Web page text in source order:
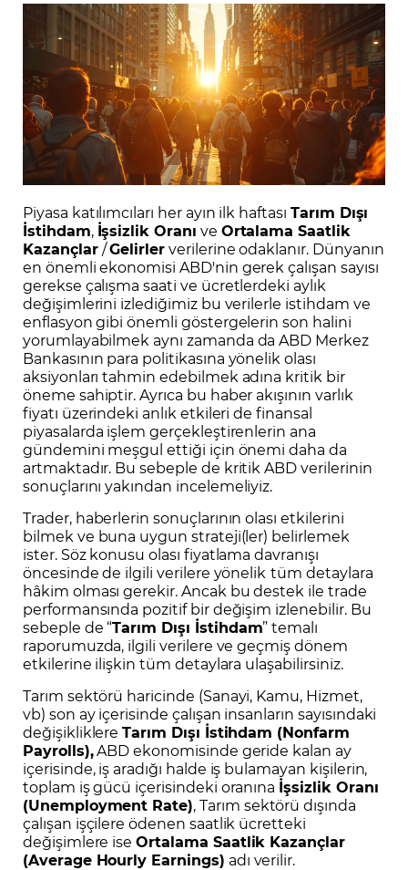
Piyasa katılımcıları her ayın ilk haftası Tarım Dışı
İstihdam, İşsizlik Oranı ve Ortalama Saatlik
Kazançlar/Gelirlerverilerine odaklanır. Dünyanın
en önemli ekonomisi ABD'nin gerek çalışan sayısı
gerekse çalışma saati ve ücretlerdeki aylık
değişimlerini izlediğimiz bu verilerle istihdam ve
enflasyon gibi önemli göstergelerin son halini
yorumlayabilmek aynı zamanda da ABD Merkez
Bankasının para politikasına yönelik olası
aksiyonları tahmin edebilmek adına kritik bir
öneme sahiptir. Ayrıca bu haber akışının varlık
fiyatı üzerindeki anlık etkileri de finansal
piyasalarda işlem gerçekleştirenlerin ana
gündemini meşgul ettiği için önemi daha da
artmaktadır. Bu sebeple de kritik ABD verilerinin
sonuçlarını yakından incelemeliyiz.
Trader, haberlerin sonuçlarının olası etkilerini
bilmek ve buna uygun strateji(ler) belirlemek
ister. Söz konusu olası fiyatlama davranışı
öncesinde de ilgili verilere yönelik tüm detaylara
hâkim olması gerekir. Ancak bu destek ile trade
performansında pozitif bir değişim izlenebilir. Bu
sebeple de “Tarım Dışı İstihdam” temalı
raporumuzda, ilgili verilere ve geçmiş dönem
etkilerine ilişkin tüm detaylara ulaşabilirsiniz.
Tarım sektörü haricinde (Sanayi, Kamu, Hizmet,
vb) son ay içerisinde çalışan insanların sayısındaki
değişikliklereTarım Dışı İstihdam (Nonfarm
Payrolls),ABD ekonomisinde geride kalan ay
içerisinde, iş aradığı halde iş bulamayan kişilerin,
toplam iş gücü içerisindeki oranına İşsizlik Oranı
(Unemployment Rate), Tarım sektörü dışında
çalışan işçilere ödenen saatlik ücretteki
değişimlere iseOrtalama Saatlik Kazançlar
(Average Hourly Earnings) adı verilir.